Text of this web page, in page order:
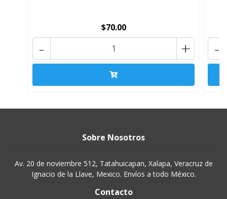
$70.00
+
- -
Sobre Nosotros
Av. 20 de noviembre 512, Tatahuicapan, Xalapa, Veracruz de
Ignacio de la Llave, Mexico. Envíos a todo México.
Contacto